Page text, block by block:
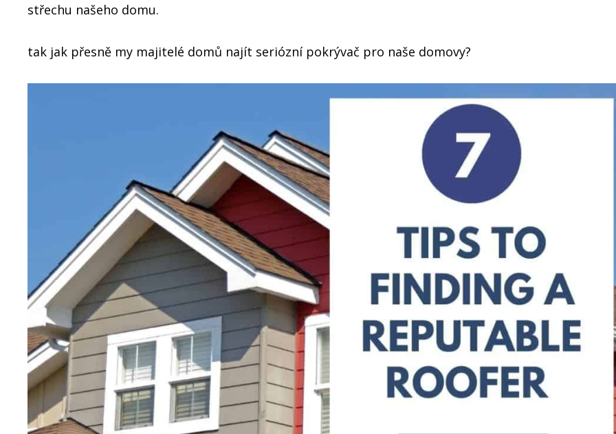
střechu našeho domu.
tak jak přesně my majitelé domů najít seriózní pokrývač pro naše domovy?